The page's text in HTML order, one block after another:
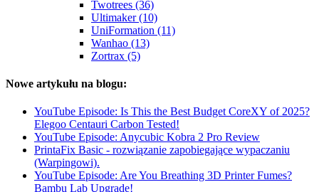
Twotrees (36)
Ultimaker (10)
UniFormation (11)
Wanhao (13)
Zortrax (5)
Nowe artykułu na blogu:
YouTube Episode: Is This the Best Budget CoreXY of 2025?
Elegoo Centauri Carbon Tested!
YouTube Episode: Anycubic Kobra 2 Pro Review
PrintaFix Basic - rozwiązanie zapobiegające wypaczaniu
(Warpingowi).
YouTube Episode: Are You Breathing 3D Printer Fumes?
Bambu Lab Upgrade!